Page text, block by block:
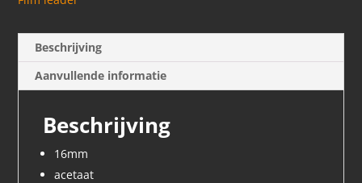
Beschrijving
Aanvullende informatie
Beschrijving
16mm
acetaat